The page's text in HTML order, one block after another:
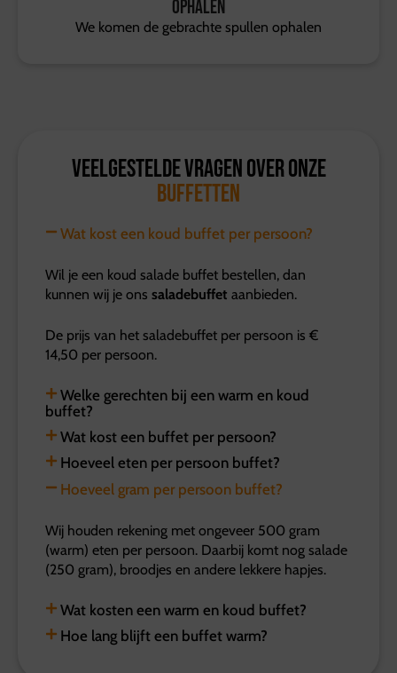
Ophalen
We komen de gebrachte spullen ophalen
Veelgestelde vragen over onze
buffetten
Wat kost een koud buffet per persoon?
Wil je een koud salade buffet bestellen, dan
kunnen wij je ons saladebuffet aanbieden.
De prijs van het saladebuffet per persoon is €
14,50 per persoon.
Welke gerechten bij een warm en koud
buffet?
Wat kost een buffet per persoon?
Hoeveel eten per persoon buffet?
Hoeveel gram per persoon buffet?
Wij houden rekening met ongeveer 500 gram
(warm) eten per persoon. Daarbij komt nog salade
(250 gram), broodjes en andere lekkere hapjes.
Wat kosten een warm en koud buffet?
Hoe lang blijft een buffet warm?